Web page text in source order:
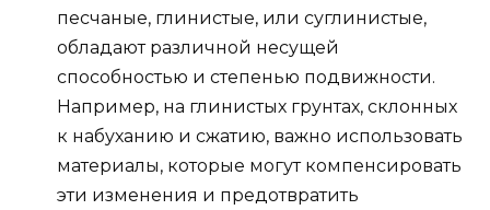
песчаные, глинистые, или суглинистые,
обладают различной несущей
способностью и степенью подвижности.
Например, на глинистых грунтах, склонных
к набуханию и сжатию, важно использовать
материалы, которые могут компенсировать
эти изменения и предотвратить